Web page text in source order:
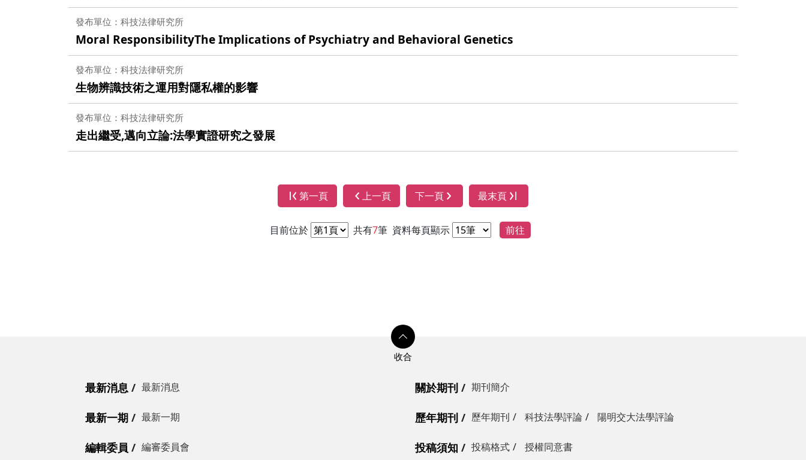
發布單位：科技法律研究所
Moral ResponsibilityThe Implications of Psychiatry and Behavioral Genetics
發布單位：科技法律研究所
生物辨識技術之運用對隱私權的影響
發布單位：科技法律研究所
走出繼受,邁向立論:法學實證研究之發展
第一頁 上一頁 下一頁 最末頁
目前位於 共有7筆 資料每頁顯示 前往
最新消息 最新消息 關於期刊 期刊簡介
最新一期 最新一期 歷年期刊 歷年期刊 科技法學評論 陽明交大法學評論
編輯委員 編審委員會 投稿須知 投稿格式 授權同意書